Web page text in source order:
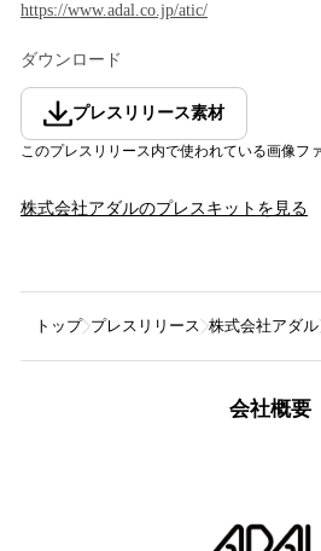
https://www.adal.co.jp/atic/
ダウンロード
プレスリリース素材
このプレスリリース内で使われている画像フ
株式会社アダルのプレスキットを見る
トップ プレスリリース 株式会社アダル
会社概要